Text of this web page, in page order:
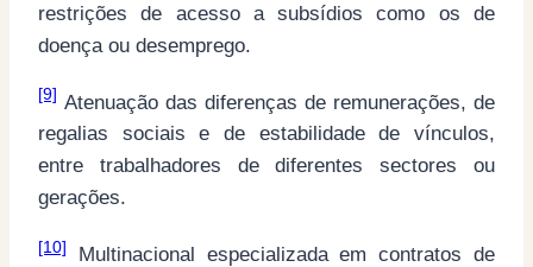
restrições de acesso a subsídios como os de
doença ou desemprego.
[9] Atenuação das diferenças de remunerações, de
regalias sociais e de estabilidade de vínculos,
entre trabalhadores de diferentes sectores ou
gerações.
[10]
Multinacional especializada em contratos de